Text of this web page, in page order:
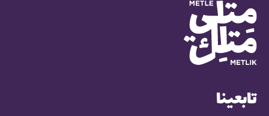
تابعينا